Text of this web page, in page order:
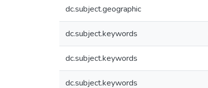
dc.subject.geographic
dc.subject.keywords
dc.subject.keywords
dc.subject.keywords